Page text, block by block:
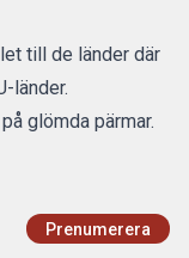
till de länder där
länder.
glömda pärmar.
Prenumerera